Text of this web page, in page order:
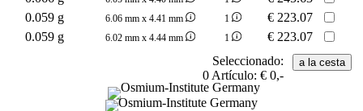
0.059 g
6.06 mm x 4.41 mm 1 € 223.07
0.059 g
6.02 mm x 4.44 mm 1 € 223.07
Seleccionado:
0 Artículo: € 0,-